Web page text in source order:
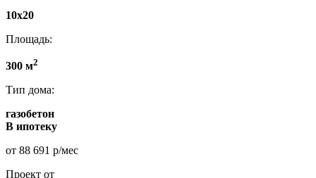
10x20
Площадь:
300 м2
Тип дома:
газобетон
В ипотеку
от 88 691 р/мес
Проект от